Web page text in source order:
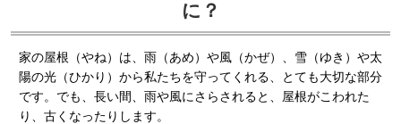
に？
家の屋根（やね）は、雨（あめ）や風（かぜ）、雪（ゆき）や太
陽の光（ひかり）から私たちを守ってくれる、とても大切な部分
です。でも、長い間、雨や風にさらされると、屋根がこわれた
り、古くなったりします。